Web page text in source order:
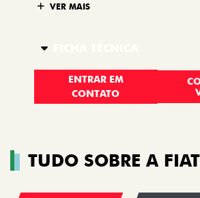
VER MAIS
ENTRAR EM
CONTATO
TUDO SOBRE A